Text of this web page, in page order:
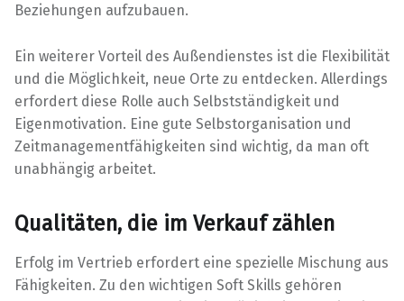
Beziehungen aufzubauen.
Ein weiterer Vorteil des Außendienstes ist die Flexibilität
und die Möglichkeit, neue Orte zu entdecken. Allerdings
erfordert diese Rolle auch Selbstständigkeit und
Eigenmotivation. Eine gute Selbstorganisation und
Zeitmanagementfähigkeiten sind wichtig, da man oft
unabhängig arbeitet.
Qualitäten, die im Verkauf zählen
Erfolg im Vertrieb erfordert eine spezielle Mischung aus
Fähigkeiten. Zu den wichtigen Soft Skills gehören